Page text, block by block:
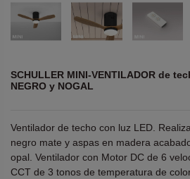
SCHULLER MINI-VENTILADOR de
NEGRO y NOGAL
Ventilador de techo con luz LED.
negro mate y aspas en madera
opal. Ventilador con Motor DC de 6
CCT de 3 tonos de temperatura de